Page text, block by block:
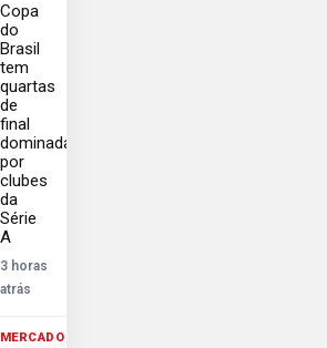
Copa
do
Brasil
tem
quartas
de
final
dominadas
por
clubes
da
Série
A
3 horas
atrás
MERCADO